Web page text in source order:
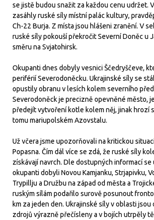
se jistě budou snažit za každou cenu udržet.
zasáhly ruské síly místní palác kultury,
Ch-22 Burja. Z místa jsou hlášeni zranění. V
ruské síly pokouší překročit Severní Doněc u
směru na Svjatohirsk.
Okupanti dnes dobyly vesnici Ščedryščeve,
periférií Severodoněcku. Ukrajinské síly se
opustily obranu v lesích kolem severního
Severodoněck je precizně opevněné město,
předejít vytvoření kotle kolem něj, jinak hrozí
tomu mariupolském Azovstalu.
Už včera jsme upozorňovali na kritickou
Popasna. Čím dál více se zdá, že ruské síly
získávají navrch. Dle dostupných informací se
okupanti dobyli Novou Kamjanku, Strjapivku,
Trypillju a Družbu na západ od města a
ruským sílám podařilo surově posunout
km za jeden den. Ukrajinské síly v oblasti
zdrojů výrazně přečísleny a v bojích utrpěly